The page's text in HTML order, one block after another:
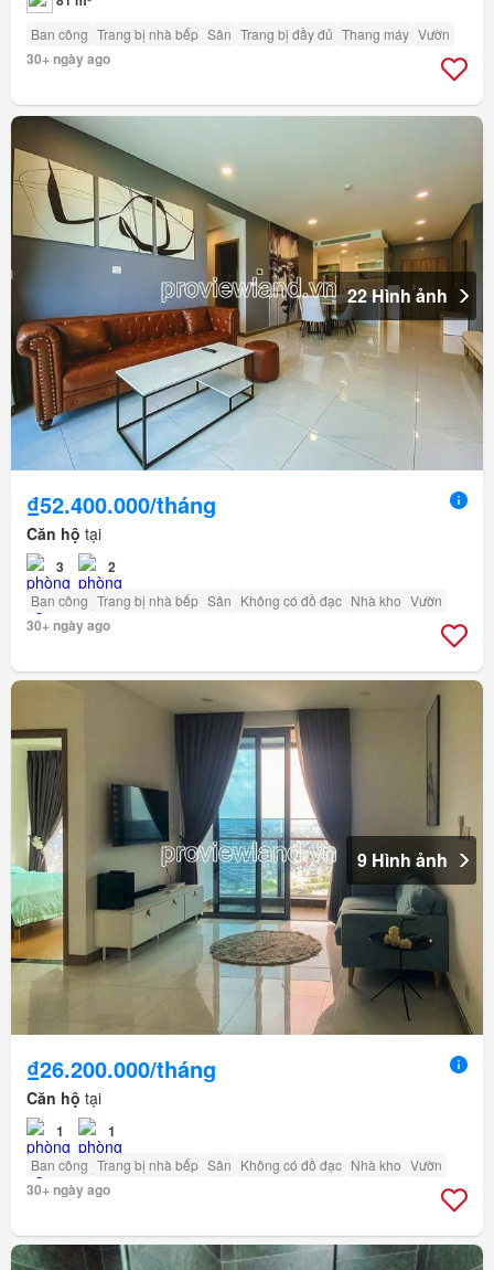
Ban công Trang bị nhà bếp Sân Trang bị đầy đủ Thang máy Vườn
30+ ngày ago
22 Hình ảnh
₫52.400.000/tháng
Căn hộ tại
3 2
Ban công Trang bị nhà bếp Sân Không có đồ đạc Nhà kho Vườn
30+ ngày ago
9 Hình ảnh
₫26.200.000/tháng
Căn hộ tại
1 1
Ban công Trang bị nhà bếp Sân Không có đồ đạc Nhà kho Vườn
30+ ngày ago